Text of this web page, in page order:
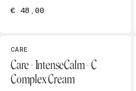
€ 48,00
CARE
Care - IntenseCalm - C
Complex Cream